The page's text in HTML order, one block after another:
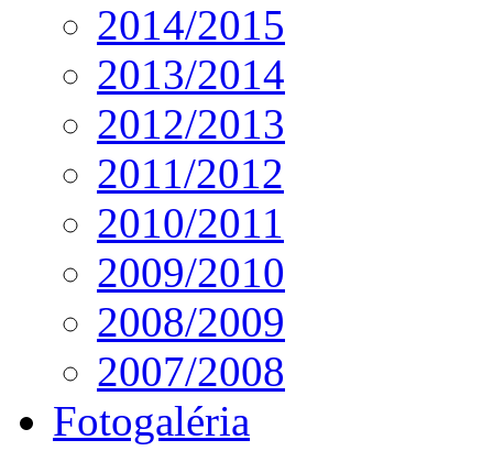
2014/2015
2013/2014
2012/2013
2011/2012
2010/2011
2009/2010
2008/2009
2007/2008
Fotogaléria